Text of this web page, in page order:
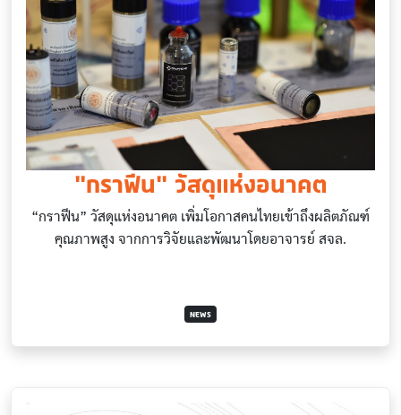
“กราฟีน” วัสดุแห่งอนาคต
“กราฟีน” วัสดุแห่งอนาคต เพิ่มโอกาสคนไทยเข้าถึงผลิตภัณฑ์
คุณภาพสูง จากการวิจัยและพัฒนาโดยอาจารย์ สจล.
NEWS